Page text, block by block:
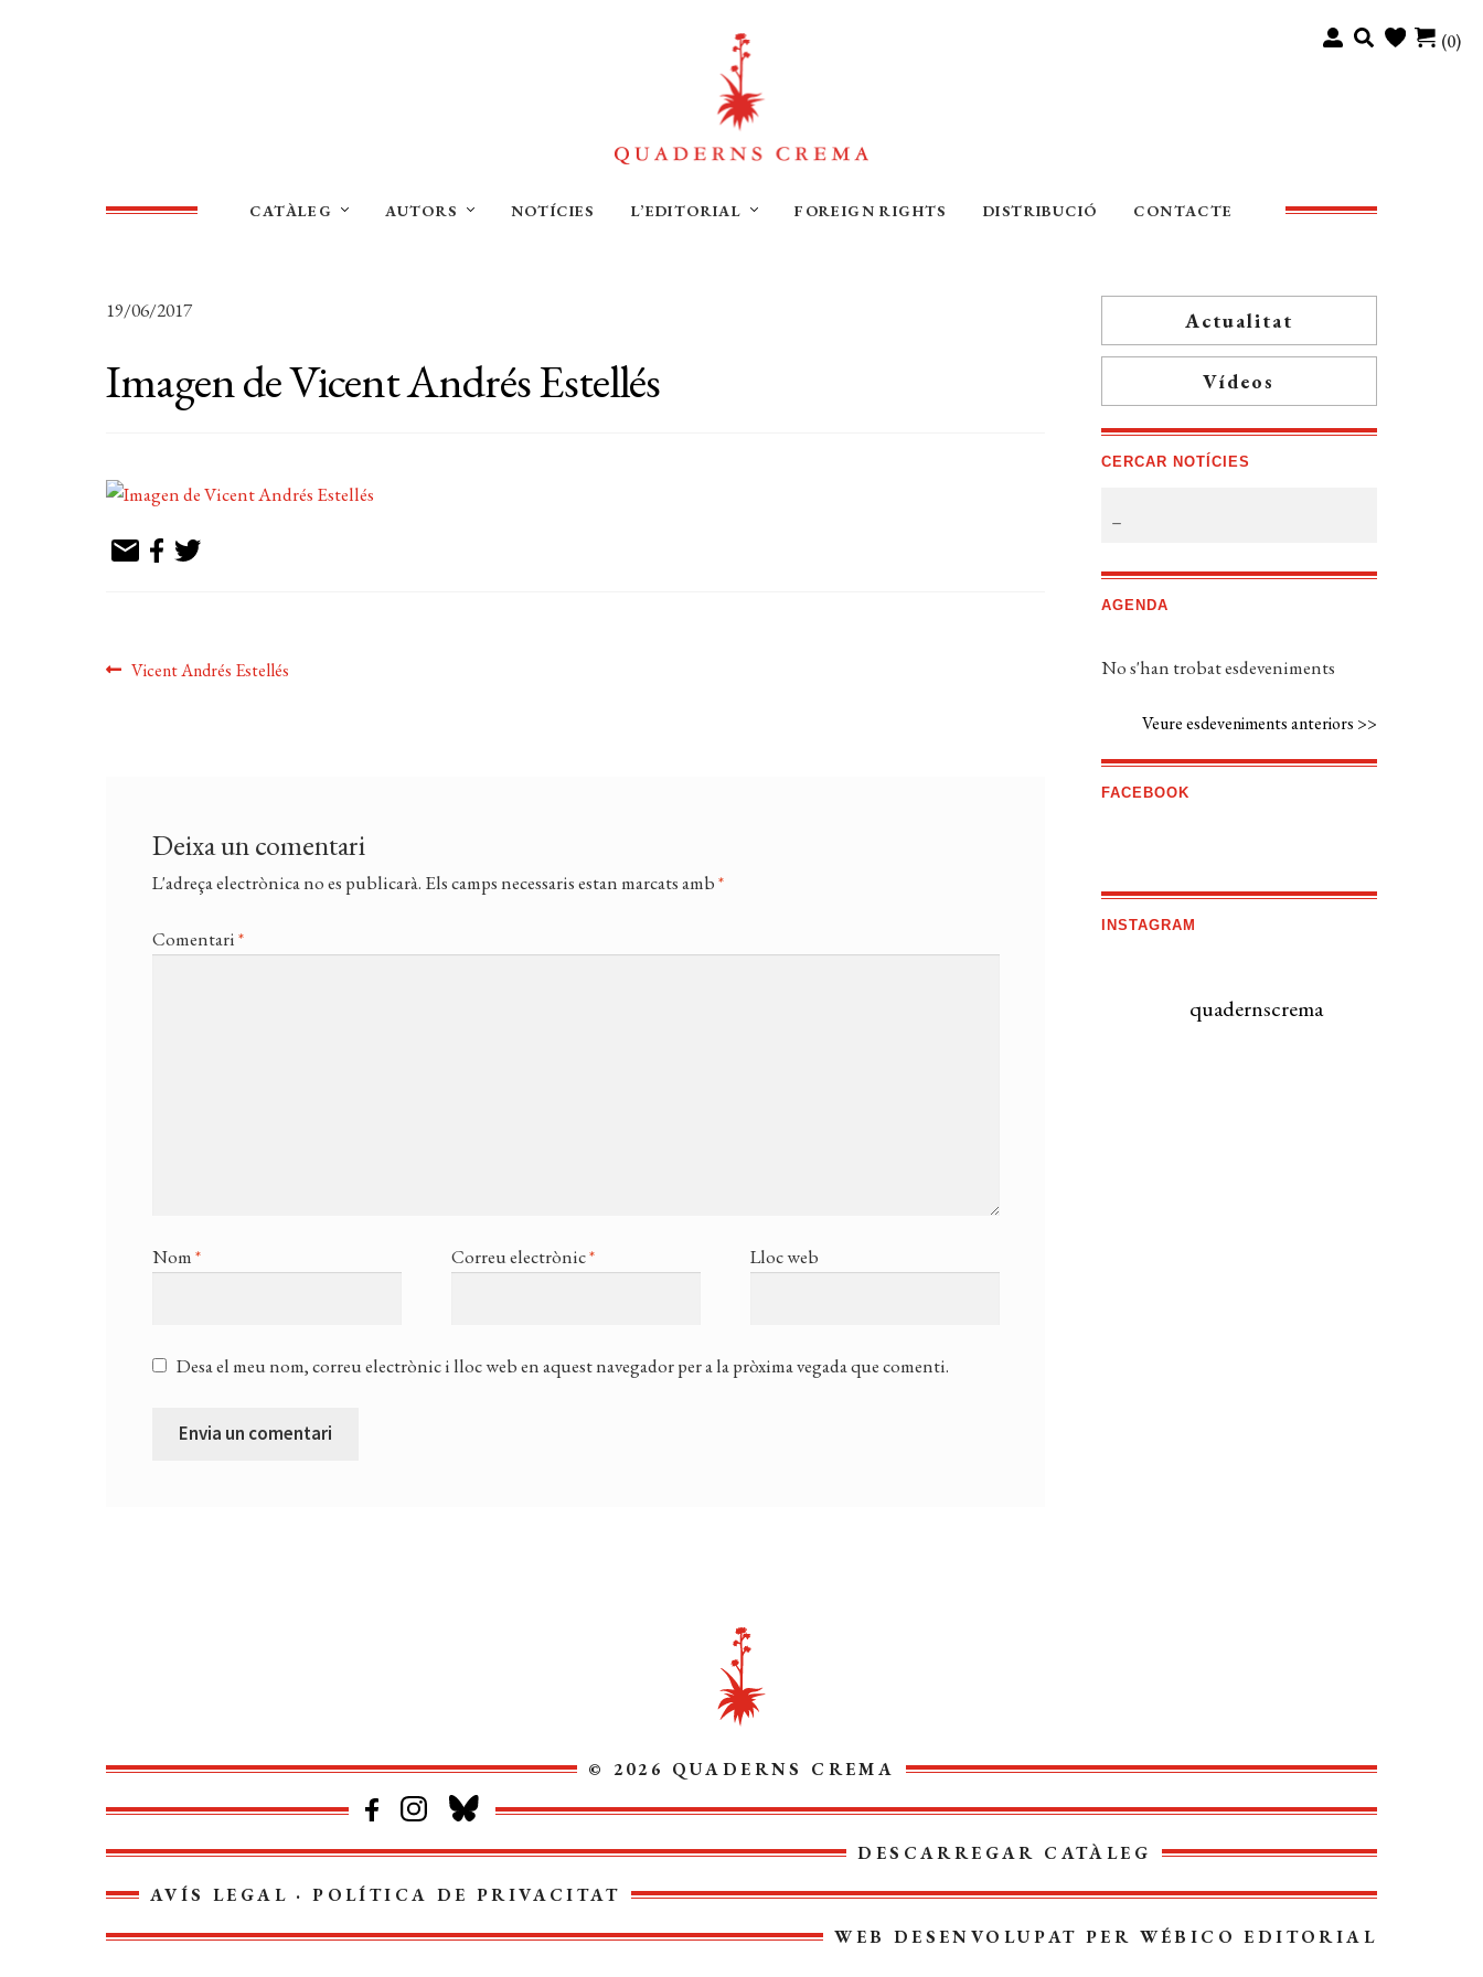
(0)
CATÀLEG AUTORS NOTÍCIES L’EDITORIAL FOREIGN RIGHTS DISTRIBUCIÓ CONTACTE
19/06/2017
Imagen de Vicent Andrés Estellés
Navegació
Entrada
Vicent Andrés Estellés
Deixa un comentari
L'adreça electrònica no es publicarà. Els camps necessaris estan marcats amb*
Comentari*
Nom* Correu electrònic* Lloc web
Desa el meu nom, correu electrònic i lloc web en aquest navegador per a la pròxima vegada que comenti.
Actualitat
Vídeos
CERCAR NOTÍCIES
AGENDA
No s'han trobat esdeveniments
Veure esdeveniments anteriors >>
FACEBOOK
INSTAGRAM
quadernscrema
© 2026 QUADERNS CREMA
DESCARREGAR CATÀLEG
AVÍS LEGAL ·POLÍTICA DE PRIVACITAT
WEB DESENVOLUPAT PER WÉBICO EDITORIAL